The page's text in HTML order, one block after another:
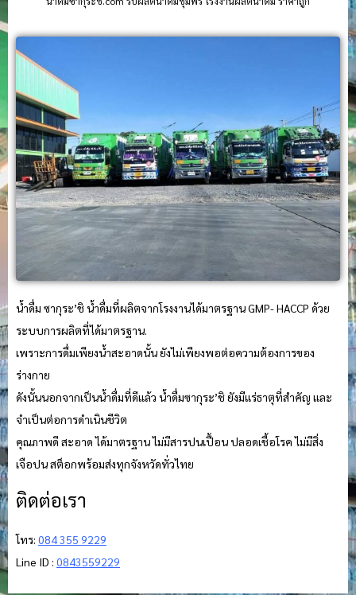
น้ำดื่ม ซากุระ’ชิ น้ำดื่มที่ผลิตจากโรงงานได้มาตรฐาน GMP- HACCP ด้วย
ระบบการผลิตที่ได้มาตรฐาน.
เพราะการดื่มเพียงน้ำสะอาดนั้น ยังไม่เพียงพอต่อความต้องการของ
ร่างกาย
ดังนั้นนอกจากเป็นน้ำดื่มที่ดีแล้ว น้ำดื่มซากุระ’ชิ ยังมีแร่ธาตุที่สำคัญ และ
จำเป็นต่อการดำเนินชีวิต
คุณภาพดี สะอาด ได้มาตรฐาน ไม่มีสารปนเปื้อน ปลอดเชื้อโรค ไม่มีสิ่ง
เจือปน สต็อกพร้อมส่งทุกจังหวัดทั่วไทย
ติดต่อเรา
โทร: 084 355 9229
Line ID : 0843559229